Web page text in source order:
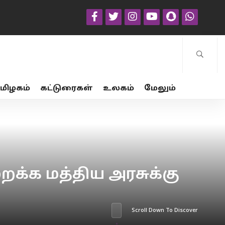
கட்டுரைகள் உலகம் மேலும்
மத்திய அரசுக்கு
Scroll Down To Discover